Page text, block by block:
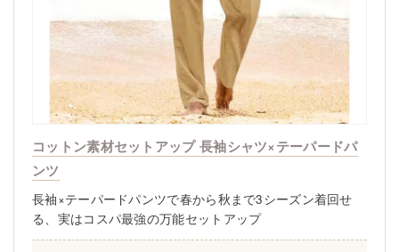
コットン素材セットアップ 長袖シャツ×テーパードパ
ンツ
長袖×テーパードパンツで春から秋まで3シーズン着回せ
る、実はコスパ最強の万能セットアップ